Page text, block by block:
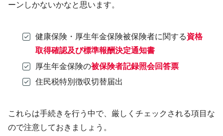
ーンしかないかなと思います。
健康保険・厚生年金保険被保険者に関する資格
取得確認及び標準報酬決定通知書
厚生年金保険の被保険者記録照会回答票
住民税特別徴収切替届出
これらは手続きを行う中で、厳しくチェックされる項目な
ので注意しておきましょう。